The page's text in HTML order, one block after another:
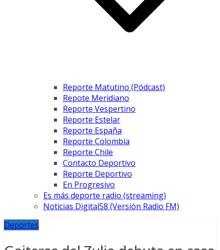
Reporte Matutino (Pódcast)
Repote Meridiano
Reporte Vespertino
Reporte Estelar
Reporte España
Reporte Colombia
Reporte Chile
Contacto Deportivo
Reporte Deportivo
En Progresivo
Es más deporte radio (streaming)
Noticias Digital58 (Versión Radio FM)
Deportes